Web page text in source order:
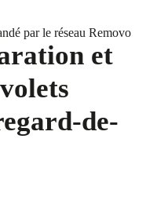
par le réseau Removo
et
de-